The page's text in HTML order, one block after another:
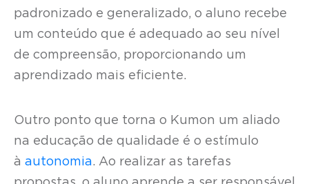
padronizado e generalizado, o aluno recebe
um conteúdo que é adequado ao seu nível
de compreensão, proporcionando um
aprendizado mais eficiente.
Outro ponto que torna o Kumon um aliado
na educação de qualidade é o estímulo
à autonomia. Ao realizar as tarefas